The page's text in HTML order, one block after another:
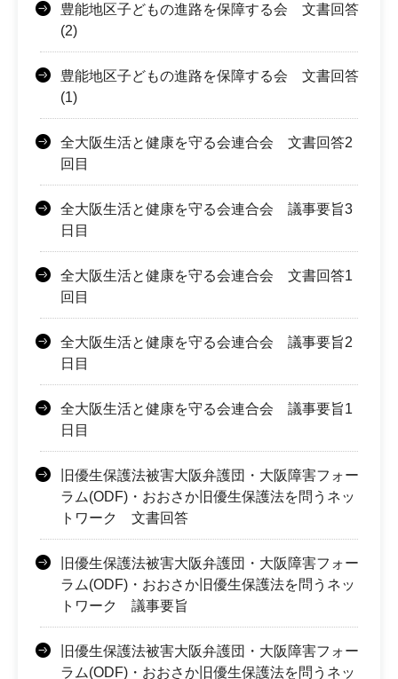
豊能地区子どもの進路を保障する会 文書回答
(2)
豊能地区子どもの進路を保障する会 文書回答
(1)
全大阪生活と健康を守る会連合会 文書回答2
回目
全大阪生活と健康を守る会連合会 議事要旨3
日目
全大阪生活と健康を守る会連合会 文書回答1
回目
全大阪生活と健康を守る会連合会 議事要旨2
日目
全大阪生活と健康を守る会連合会 議事要旨1
日目
旧優生保護法被害大阪弁護団・大阪障害フォー
ラム(ODF)・おおさか旧優生保護法を問うネッ
トワーク 文書回答
旧優生保護法被害大阪弁護団・大阪障害フォー
ラム(ODF)・おおさか旧優生保護法を問うネッ
トワーク 議事要旨
旧優生保護法被害大阪弁護団・大阪障害フォー
ラム(ODF)・おおさか旧優生保護法を問うネッ